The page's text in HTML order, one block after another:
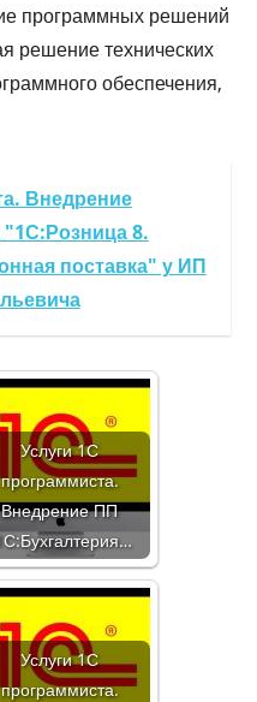
программных решений
решение технических
обеспечения,
Внедрение
"1С:Розница 8.
поставка" у ИП
Услуги 1С
программиста.
Внедрение ПП
Услуги 1С
программиста.